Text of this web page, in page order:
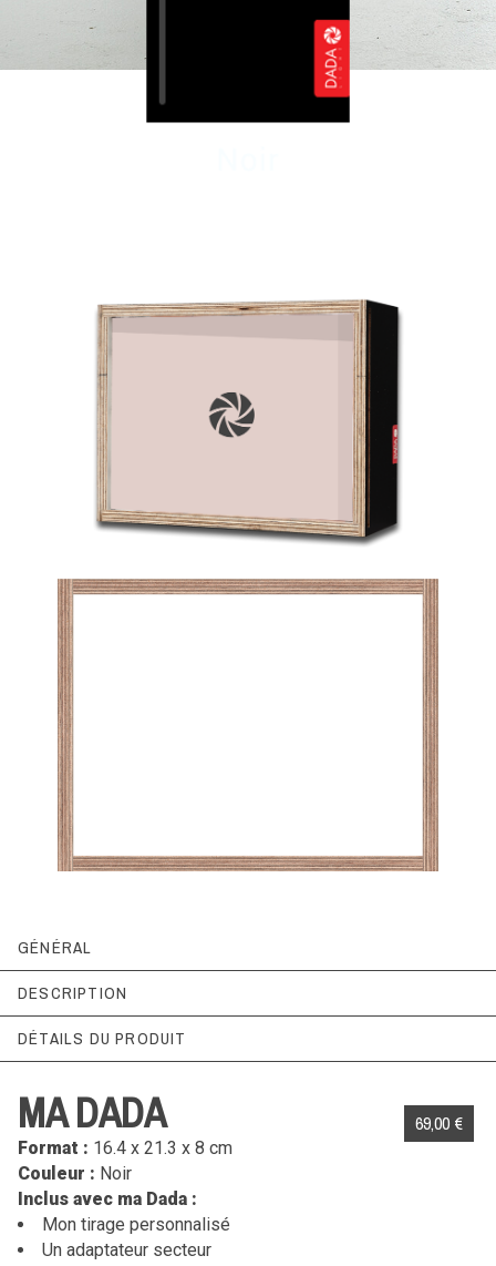
GÉNÉRAL
DESCRIPTION
DÉTAILS DU PRODUIT
MA DADA
Format : 16.4 x 21.3 x 8 cm
Couleur : Noir
Inclus avec ma Dada :
Mon tirage personnalisé
Un adaptateur secteur
69,00 €
caissons en bois : le choix responsable
Les caissons lumineux DADA LIGHT sont fabriqués en
bois contreplaqué de Finlande, issu de forêts gérées.
Un engagement éco-responsable fort, car la planète
c’est notre dada !
Référence
dada15x20noir